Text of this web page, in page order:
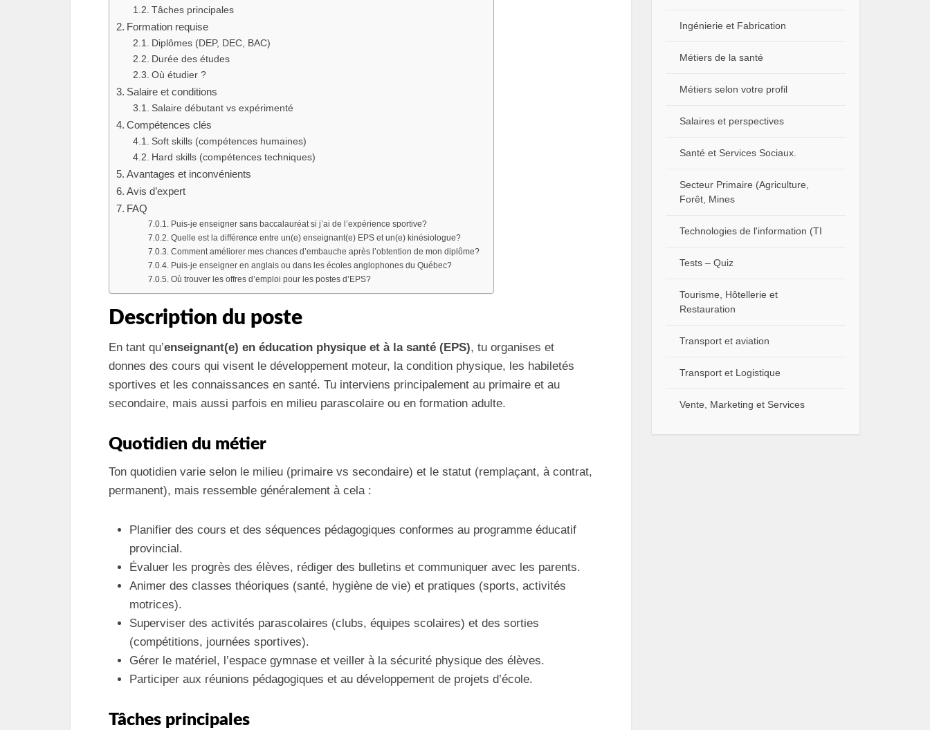
Tâches principales
Formation requise
Diplômes (DEP, DEC, BAC)
Durée des études
Où étudier ?
Salaire et conditions
Salaire débutant vs expérimenté
Compétences clés
Soft skills (compétences humaines)
Hard skills (compétences techniques)
Avantages et inconvénients
Avis d’expert
FAQ
Puis-je enseigner sans baccalauréat si j’ai de l’expérience sportive?
Quelle est la différence entre un(e) enseignant(e) EPS et un(e) kinésiologue?
Comment améliorer mes chances d’embauche après l’obtention de mon diplôme?
Puis-je enseigner en anglais ou dans les écoles anglophones du Québec?
Où trouver les offres d’emploi pour les postes d’EPS?
Description du poste
En tant qu’enseignant(e) en éducation physique et à la santé (EPS), tu organises et
donnes des cours qui visent le développement moteur, la condition physique, les habiletés
sportives et les connaissances en santé. Tu interviens principalement au primaire et au
secondaire, mais aussi parfois en milieu parascolaire ou en formation adulte.
Quotidien du métier
Ton quotidien varie selon le milieu (primaire vs secondaire) et le statut (remplaçant, à contrat,
permanent), mais ressemble généralement à cela :
Planifier des cours et des séquences pédagogiques conformes au programme éducatif
provincial.
Évaluer les progrès des élèves, rédiger des bulletins et communiquer avec les parents.
Animer des classes théoriques (santé, hygiène de vie) et pratiques (sports, activités
motrices).
Superviser des activités parascolaires (clubs, équipes scolaires) et des sorties
(compétitions, journées sportives).
Gérer le matériel, l’espace gymnase et veiller à la sécurité physique des élèves.
Participer aux réunions pédagogiques et au développement de projets d’école.
Tâches principales
Ingénierie et Fabrication
Métiers de la santé
Métiers selon votre profil
Salaires et perspectives
Santé et Services Sociaux.
Secteur Primaire (Agriculture,
Forêt, Mines
Technologies de l'information (TI
Tests – Quiz
Tourisme, Hôtellerie et
Restauration
Transport et aviation
Transport et Logistique
Vente, Marketing et Services